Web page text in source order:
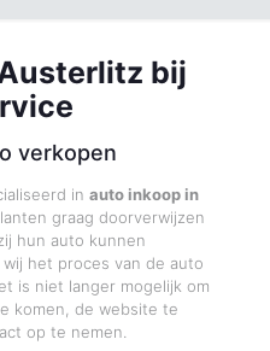
bij
verkopen
in auto inkoop in
graag doorverwijzen
hun auto kunnen
het proces van de auto
is niet langer mogelijk om
komen, de website te
op te nemen.